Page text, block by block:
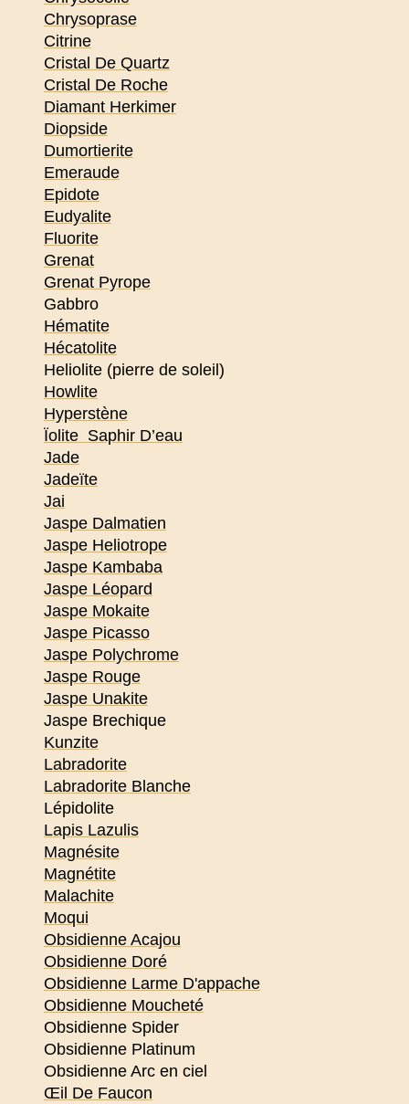
Chrysoprase
Citrine
Cristal De Quartz
Cristal De Roche
Diamant Herkimer
Diopside
Dumortierite
Emeraude
Epidote
Eudyalite
Fluorite
Grenat
Grenat Pyrope
Gabbro
Hématite
Hécatolite
Heliolite (pierre de soleil)
Howlite
Hyperstène
Ïolite Saphir D’eau
Jade
Jadeïte
Jai
Jaspe Dalmatien
Jaspe Heliotrope
Jaspe Kambaba
Jaspe Léopard
Jaspe Mokaite
Jaspe Picasso
Jaspe Polychrome
Jaspe Rouge
Jaspe Unakite
Jaspe Brechique
Kunzite
Labradorite
Labradorite Blanche
Lépidolite
Lapis Lazulis
Magnésite
Magnétite
Malachite
Moqui
Obsidienne Acajou
Obsidienne Doré
Obsidienne Larme D'appache
Obsidienne Moucheté
Obsidienne Spider
Obsidienne Platinum
Obsidienne Arc en ciel
Œil De Faucon